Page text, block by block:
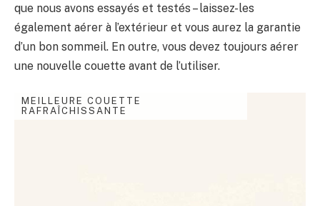
que nous avons essayés et testés – laissez-les
également aérer à l’extérieur et vous aurez la garantie
d’un bon sommeil. En outre, vous devez toujours aérer
une nouvelle couette avant de l’utiliser.
MEILLEURE COUETTE
RAFRAÎCHISSANTE